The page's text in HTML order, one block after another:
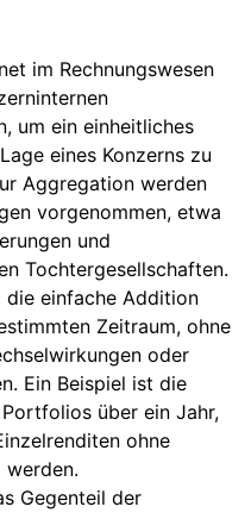
im Rechnungswesen
um ein einheitliches
eines Konzerns zu
Aggregation werden
vorgenommen, etwa
und
Tochtergesellschaften.
die einfache Addition
Zeitraum, ohne
oder
Ein Beispiel ist die
über ein Jahr,
ohne
werden.
Gegenteil der